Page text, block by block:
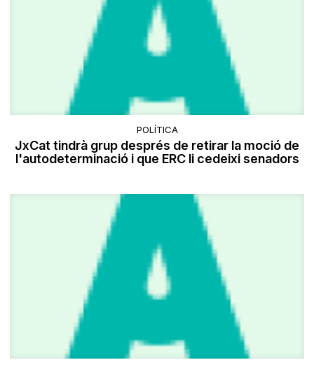
POLÍTICA
JxCat tindrà grup després de retirar la moció de
l'autodeterminació i que ERC li cedeixi senadors